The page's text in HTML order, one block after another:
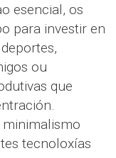
esencial, os
para investir en
ou
que
tecnoloxías